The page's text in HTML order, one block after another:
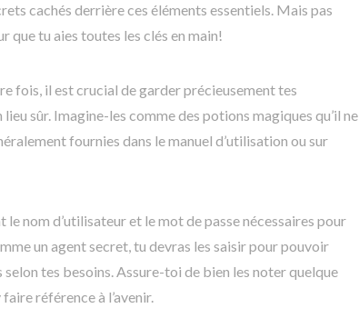
cachés derrière ces éléments essentiels. Mais pas
que tu aies toutes les clés en main!
fois, il est crucial de garder précieusement tes
sûr. Imagine-les comme des potions magiques qu’il ne
fournies dans le manuel d’utilisation ou sur
nom d’utilisateur et le mot de passe nécessaires pour
un agent secret, tu devras les saisir pour pouvoir
tes besoins. Assure-toi de bien les noter quelque
référence à l’avenir.